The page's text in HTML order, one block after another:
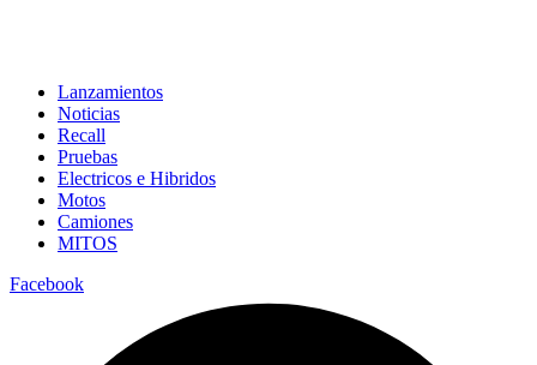
Lanzamientos
Noticias
Recall
Pruebas
Electricos e Hibridos
Motos
Camiones
MITOS
Facebook